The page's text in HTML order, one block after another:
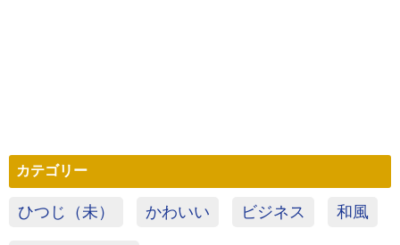
カテゴリー
ひつじ（未） かわいい ビジネス 和風